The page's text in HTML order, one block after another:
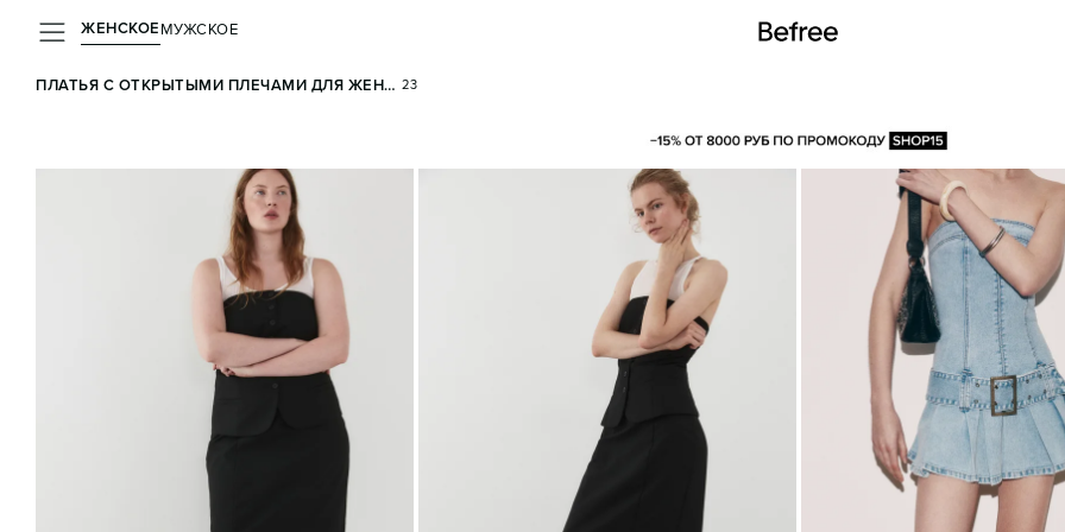
ЖЕНСКОЕМУЖСКОЕ
ПЛАТЬЯ С ОТКРЫТЫМИ ПЛЕЧАМИ ДЛЯ ЖЕНЩИН 23